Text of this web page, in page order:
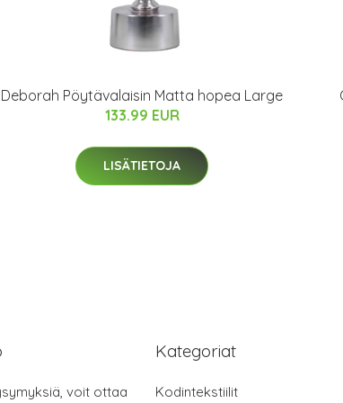
Deborah Pöytävalaisin Matta hopea Large
133.99 EUR
LISÄTIETOJA
voit ottaa
Kategoriat
Kodintekstiilit